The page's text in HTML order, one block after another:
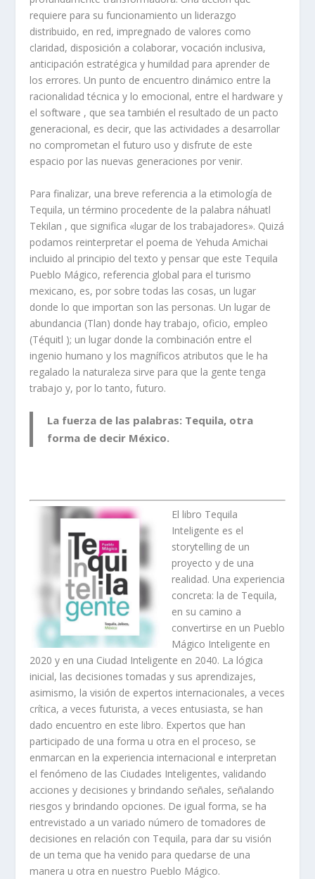
requiere para su funcionamiento un liderazgo
distribuido, en red, impregnado de valores como
claridad, disposición a colaborar, vocación inclusiva,
anticipación estratégica y humildad para aprender de
los errores. Un punto de encuentro dinámico entre la
racionalidad técnica y lo emocional, entre el hardware y
el software , que sea también el resultado de un pacto
generacional, es decir, que las actividades a desarrollar
no comprometan el futuro uso y disfrute de este
espacio por las nuevas generaciones por venir.
Para finalizar, una breve referencia a la etimología de
Tequila, un término procedente de la palabra náhuatl
Tekilan , que significa «lugar de los trabajadores». Quizá
podamos reinterpretar el poema de Yehuda Amichai
incluido al principio del texto y pensar que este Tequila
Pueblo Mágico, referencia global para el turismo
mexicano, es, por sobre todas las cosas, un lugar
donde lo que importan son las personas. Un lugar de
abundancia (Tlan) donde hay trabajo, oficio, empleo
(Téquitl ); un lugar donde la combinación entre el
ingenio humano y los magníficos atributos que le ha
regalado la naturaleza sirve para que la gente tenga
trabajo y, por lo tanto, futuro.
La fuerza de las palabras: Tequila, otra
forma de decir México.
El libro Tequila
Inteligente es el
storytelling de un
proyecto y de una
realidad. Una experiencia
concreta: la de Tequila,
en su camino a
convertirse en un Pueblo
Mágico Inteligente en
2020 y en una Ciudad Inteligente en 2040. La lógica
inicial, las decisiones tomadas y sus aprendizajes,
asimismo, la visión de expertos internacionales, a veces
crítica, a veces futurista, a veces entusiasta, se han
dado encuentro en este libro. Expertos que han
participado de una forma u otra en el proceso, se
enmarcan en la experiencia internacional e interpretan
el fenómeno de las Ciudades Inteligentes, validando
acciones y decisiones y brindando señales, señalando
riesgos y brindando opciones. De igual forma, se ha
entrevistado a un variado número de tomadores de
decisiones en relación con Tequila, para dar su visión
de un tema que ha venido para quedarse de una
manera u otra en nuestro Pueblo Mágico.